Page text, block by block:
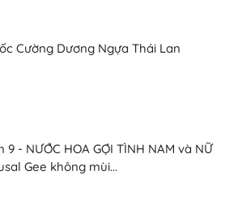
Cường Dương Ngựa Thái Lan
9 - NƯỚC HOA GỢI TÌNH NAM và NỮ
Gee không mùi...